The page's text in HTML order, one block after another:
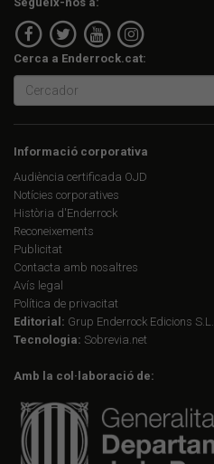
Cerca a Enderrock.cat:
Informació corporativa
Audiència certificada OJD
Notícies corporatives
Història d'Enderrock
Reconeixements
Publicitat
Contacta amb nosaltres
Avís legal
Política de privacitat
Editorial: Grup Enderrock Edicions S.L.
Tecnologia: Sobrevia.net
Amb la col·laboració de: